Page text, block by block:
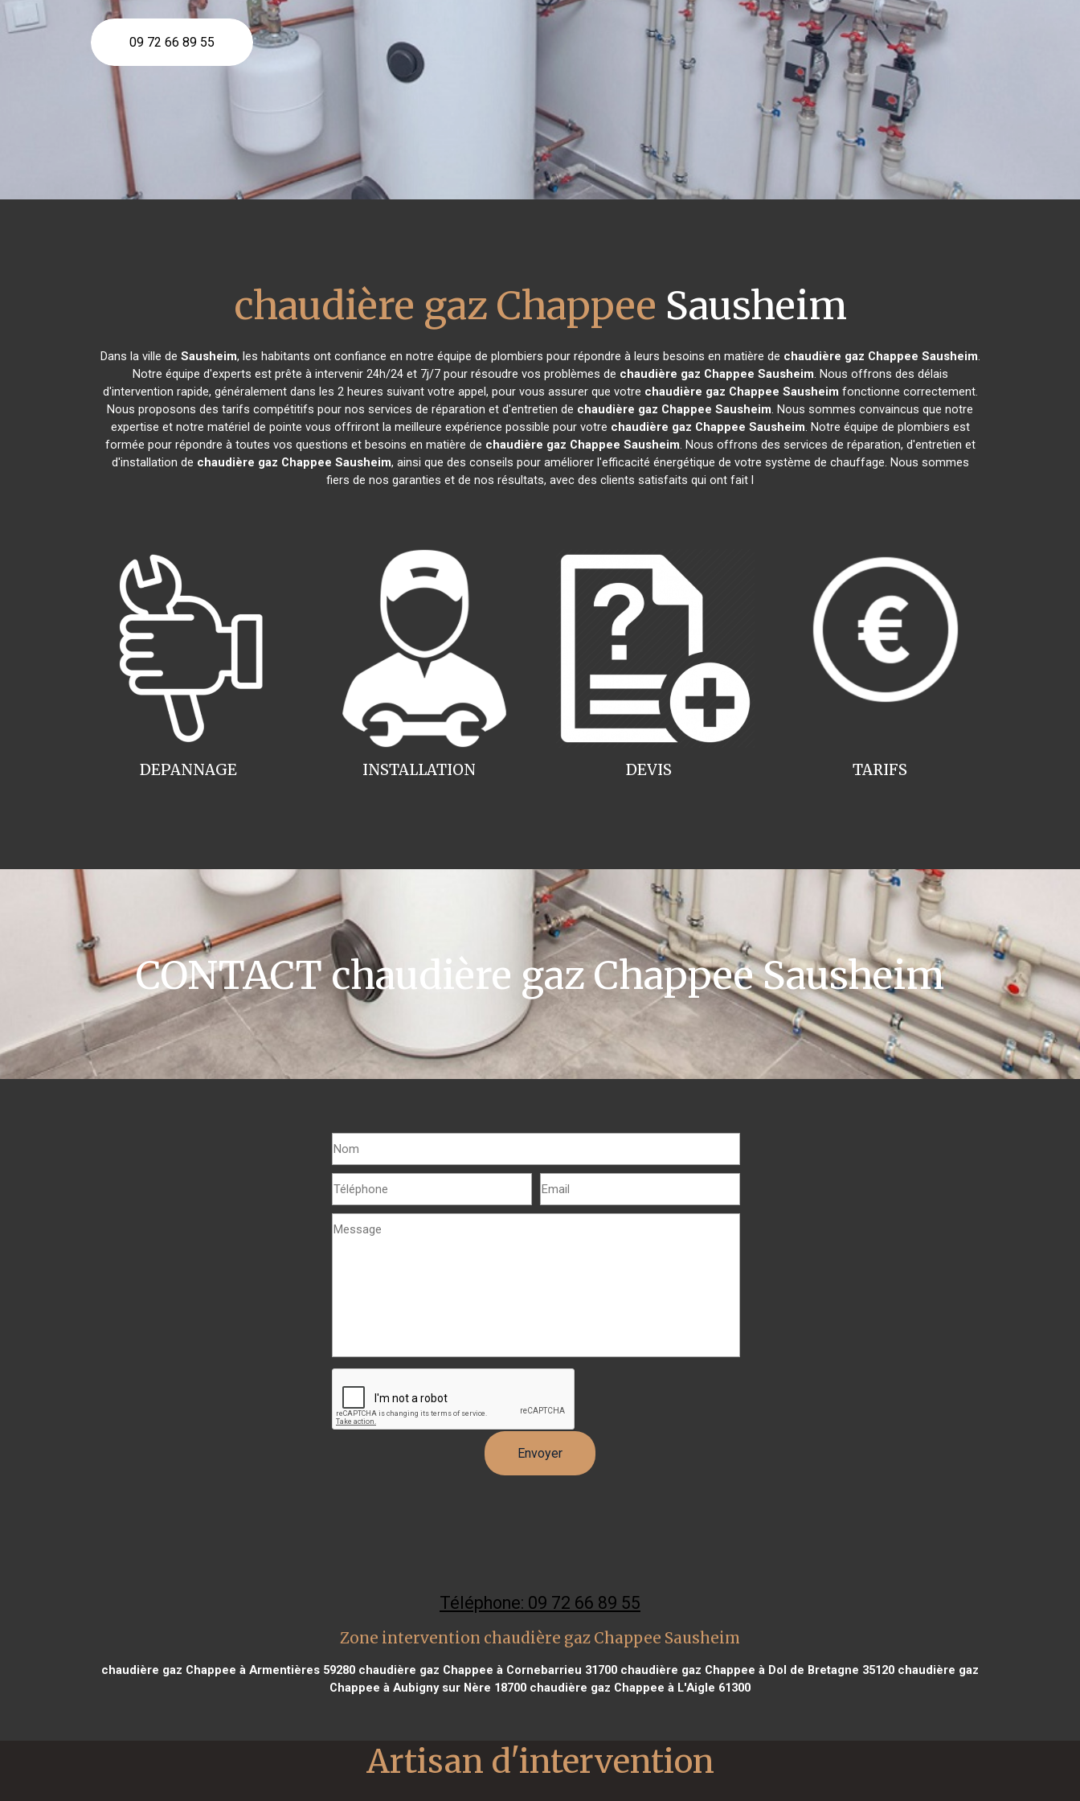
09 72 66 89 55
chaudière gaz Chappee Sausheim
Dans la ville de Sausheim, les habitants ont confiance en notre équipe de plombiers pour répondre à leurs besoins en matière de chaudière gaz Chappee Sausheim.
Notre équipe d'experts est prête à intervenir 24h/24 et 7j/7 pour résoudre vos problèmes de chaudière gaz Chappee Sausheim. Nous offrons des délais
d'intervention rapide, généralement dans les 2 heures suivant votre appel, pour vous assurer que votre chaudière gaz Chappee Sausheim fonctionne correctement.
Nous proposons des tarifs compétitifs pour nos services de réparation et d'entretien de chaudière gaz Chappee Sausheim. Nous sommes convaincus que notre
expertise et notre matériel de pointe vous offriront la meilleure expérience possible pour votre chaudière gaz Chappee Sausheim. Notre équipe de plombiers est
formée pour répondre à toutes vos questions et besoins en matière de chaudière gaz Chappee Sausheim. Nous offrons des services de réparation, d'entretien et
d'installation de chaudière gaz Chappee Sausheim, ainsi que des conseils pour améliorer l'efficacité énergétique de votre système de chauffage. Nous sommes
fiers de nos garanties et de nos résultats, avec des clients satisfaits qui ont fait l
INSTALLATION
DEPANNAGE TARIFS
DEVIS
CONTACT chaudière gaz Chappee Sausheim
Téléphone: 09 72 66 89 55
Zone intervention chaudière gaz Chappee Sausheim
chaudière gaz Chappee à Armentières 59280 chaudière gaz Chappee à Cornebarrieu 31700 chaudière gaz Chappee à Dol de Bretagne 35120 chaudière gaz
Chappee à Aubigny sur Nère 18700 chaudière gaz Chappee à L'Aigle 61300
Artisan d'intervention